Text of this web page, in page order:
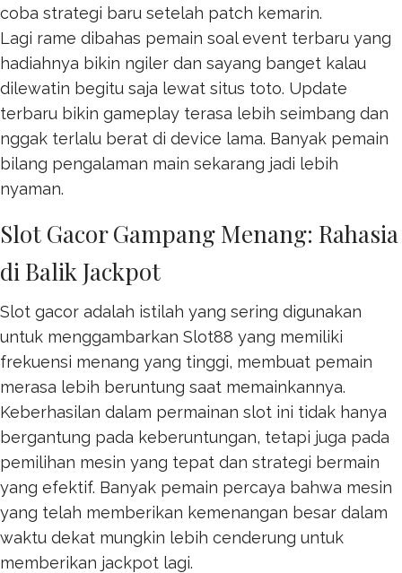
coba strategi baru setelah patch kemarin.
Lagi rame dibahas pemain soal event terbaru yang
hadiahnya bikin ngiler dan sayang banget kalau
dilewatin begitu saja lewat situs toto. Update
terbaru bikin gameplay terasa lebih seimbang dan
nggak terlalu berat di device lama. Banyak pemain
bilang pengalaman main sekarang jadi lebih
nyaman.
Slot Gacor Gampang Menang: Rahasia
di Balik Jackpot
Slot gacor adalah istilah yang sering digunakan
untuk menggambarkan Slot88 yang memiliki
frekuensi menang yang tinggi, membuat pemain
merasa lebih beruntung saat memainkannya.
Keberhasilan dalam permainan slot ini tidak hanya
bergantung pada keberuntungan, tetapi juga pada
pemilihan mesin yang tepat dan strategi bermain
yang efektif. Banyak pemain percaya bahwa mesin
yang telah memberikan kemenangan besar dalam
waktu dekat mungkin lebih cenderung untuk
memberikan jackpot lagi.